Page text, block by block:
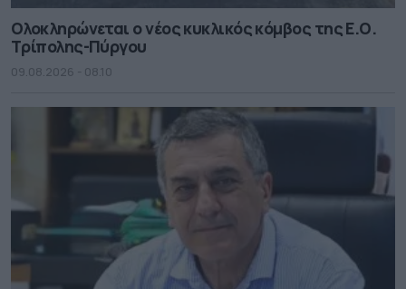
Ολοκληρώνεται ο νέος κυκλικός κόμβος της Ε.Ο.
Τρίπολης-Πύργου
09.08.2026 - 08.10